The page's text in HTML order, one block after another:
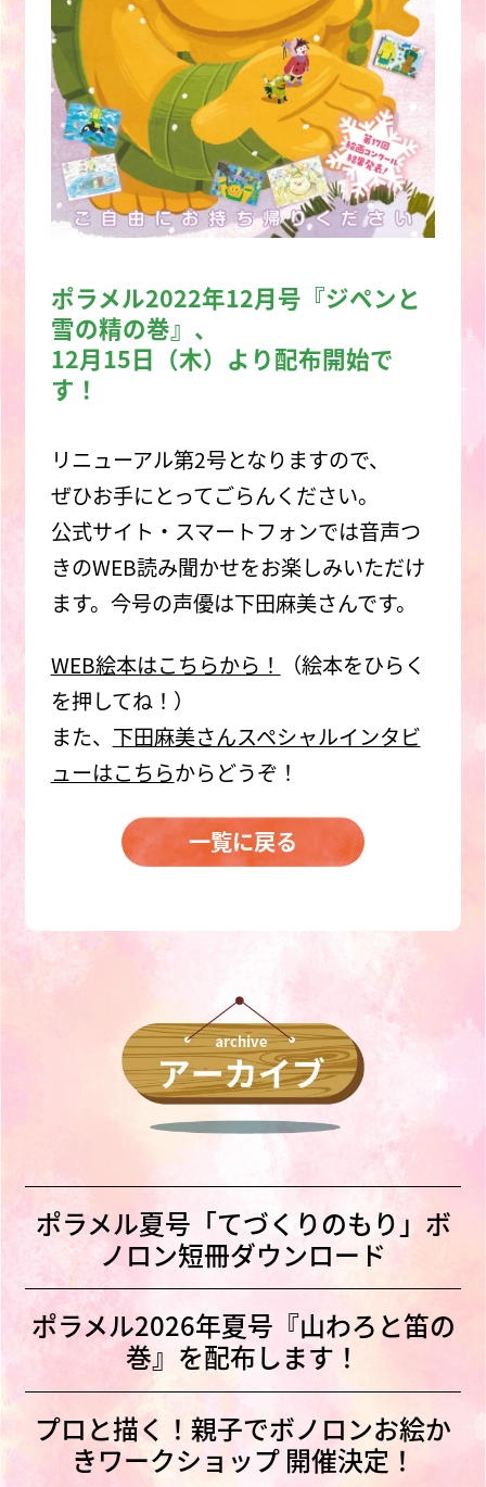
ポラメル2022年12月号『ジペンと
雪の精の巻』、
12月15日（木）より配布開始で
す！
リニューアル第2号となりますので、
ぜひお手にとってごらんください。
公式サイト・スマートフォンでは音声つ
きのWEB読み聞かせをお楽しみいただけ
ます。今号の声優は下田麻美さんです。
WEB絵本はこちらから！
（絵本をひらく
を押してね！）
また、 下田麻美さんスペシャルインタビ
ューはこちらからどうぞ！
一覧に戻る
ポラメル夏号「てづくりのもり」ボ
ノロン短冊ダウンロード
ポラメル2026年夏号『山わろと笛の
巻』を配布します！
プロと描く！親子でボノロンお絵か
きワークショップ 開催決定！